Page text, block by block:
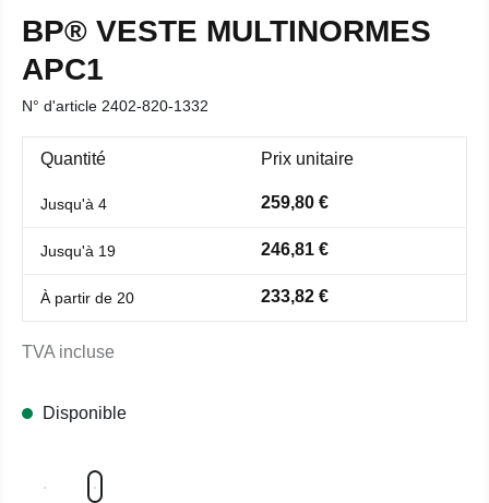
BP® VESTE MULTINORMES
APC1
N° d'article 2402-820-1332
Quantité Prix unitaire
Jusqu'à 4 259,80 €
Jusqu'à 19 246,81 €
À partir de 20 233,82 €
TVA incluse
Disponible